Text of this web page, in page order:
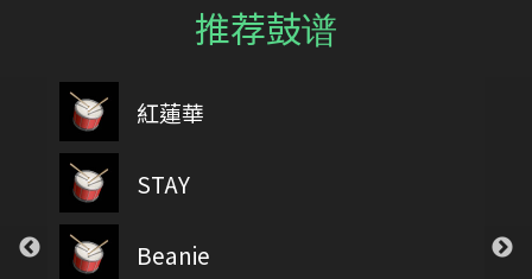
推荐鼓谱
紅蓮華
STAY
Beanie